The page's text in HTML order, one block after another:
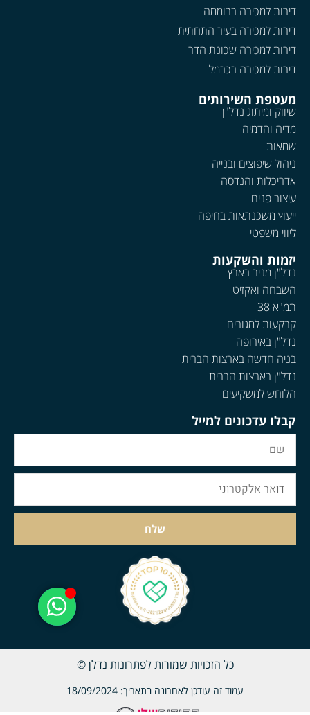
דירות למכירה ברוממה
דירות למכירה בעיר התחתית
דירות למכירה שכונת הדר
דירות למכירה בכרמל
מעטפת השירותים
שיווק ומיתוג נדל"ן
מדיה והדמיה
שמאות
ניהול שיפוצים ובנייה
אדריכלות והנדסה
עיצוב פנים
ייעוץ משכנתאות בחיפה
ליווי משפטי
יזמות והשקעות
נדל"ן מניב בארץ
השבחה ואקזיט
תמ"א 38
קרקעות למגורים
נדל"ן באירופה
בניה חדשה בארצות הברית
נדל"ן בארצות הברית
הלוחש למשקיעים
קבלו עדכונים למייל
שלח
כל הזכויות שמורות לפתרונות נדלן ©
עמוד זה עודכן לאחרונה בתאריך: 18/09/2024